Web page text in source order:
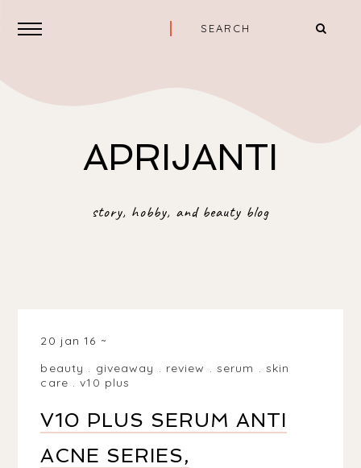
APRIJANTI
story, hobby, and beauty blog
20 jan 16
beauty . giveaway . review . serum . skin
care .v10 plus
V10 PLUS SERUM ANTI
ACNE SERIES,